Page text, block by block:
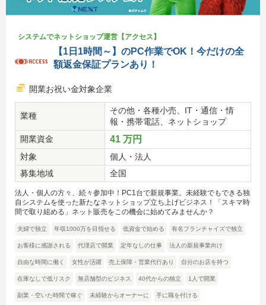
システムでネットショップ運営【アクセス】
【1日1時間～】のPC作業でOK！今だけの全
額返金保証プランあり！
開業お祝い金対象企業
業種
その他・各種小売、IT・通信・情
報・携帯電話、ネットショップ
開業資金
41 万円
対象
個人・法人
募集地域
全国
法人・個人の方々、続々参加中！PC1台で新規事業。未経験でもできる独
自システムを使った新たなネットショップ立ち上げビジネス！「スキマ時
間で取り組める」ネット販売をこの機会に始めてみませんか？
夫婦で独立 年収1000万を目指せる 低資金で始める 有名フランチャイズで独立
お客様に感謝される 代理店で開業 定年なしの仕事 法人の新規事業向け
自由な時間に働く 女性が活躍 売上保障・営業代行あり 自分のお店を持つ
在庫なしで低リスク 無店舗型のビジネス 40代からの独立 1人で開業
副業・空いた時間で稼ぐ 未経験からオーナーに 手に職を付ける